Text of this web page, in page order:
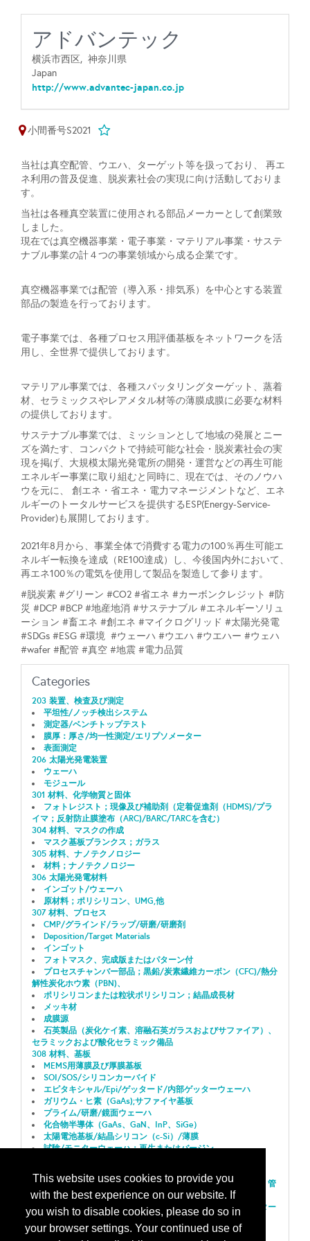
This website uses cookies to provide you
with the best experience on our website. If
you wish to disable cookies, please do so in
your browser settings. Your continued use of
アドバンテック
横浜市西区, 神奈川県
Japan
http://www.advantec-japan.co.jp
小間番号S2021
当社は真空配管、ウエハ、ターゲット等を扱っており、 再エ
ネ利用の普及促進、脱炭素社会の実現に向け活動しておりま
す。
当社は各種真空装置に使用される部品メーカーとして創業致
しました。
現在では真空機器事業・電子事業・マテリアル事業・サステ
ナブル事業の計４つの事業領域から成る企業です。
真空機器事業では配管（導入系・排気系）を中心とする装置
部品の製造を行っております。
電子事業では、各種プロセス用評価基板をネットワークを活
用し、全世界で提供しております。
マテリアル事業では、各種スパッタリングターゲット、蒸着
材、セラミックスやレアメタル材等の薄膜成膜に必要な材料
の提供しております。
サステナブル事業では、ミッションとして地域の発展とニー
ズを満たす、コンパクトで持続可能な社会・脱炭素社会の実
現を掲げ、大規模太陽光発電所の開発・運営などの再生可能
エネルギー事業に取り組むと同時に、現在では、そのノウハ
ウを元に、 創エネ・省エネ・電力マネージメントなど、エネ
ルギーのトータルサービスを提供するESP(Energy-Service-
Provider)も展開しております。
2021年8月から、事業全体で消費する電力の100％再生可能エ
ネルギー転換を達成（RE100達成）し、今後国内外において、
再エネ100％の電気を使用して製品を製造して参ります。
#脱炭素 #グリーン #CO2 #省エネ #カーボンクレジット #防
災 #DCP #BCP #地産地消 #サステナブル #エネルギーソリュ
ーション #畜エネ #創エネ #マイクログリッド #太陽光発電
#SDGs #ESG #環境 #ウェーハ #ウエハ #ウエハー #ウェハ
#wafer #配管 #真空 #地震 #電力品質
Categories
203 装置、検査及び測定
平坦性/ノッチ検出システム
測定器/ベンチトップテスト
膜厚：厚さ/均一性測定/エリプソメーター
表面測定
206 太陽光発電装置
ウェーハ
モジュール
301 材料、化学物質と固体
フォトレジスト；現像及び補助剤（定着促進剤（HDMS)/プラ
イマ；反射防止膜塗布（ARC)/BARC/TARCを含む）
304 材料、マスクの作成
マスク基板ブランクス；ガラス
305 材料、ナノテクノロジー
材料；ナノテクノロジー
306 太陽光発電材料
インゴット/ウェーハ
原材料；ポリシリコン、UMG,他
307 材料、プロセス
CMP/グラインド/ラップ/研磨/研磨剤
Deposition/Target Materials
インゴット
フォトマスク、完成版またはパターン付
プロセスチャンバー部品；黒鉛/炭素繊維カーボン（CFC)/熱分
解性炭化ホウ素（PBN)、
ポリシリコンまたは粒状ポリシリコン；結晶成長材
メッキ材
成膜源
石英製品（炭化ケイ素、溶融石英ガラスおよびサファイア）、
セラミックおよび酸化セラミック備品
308 材料、基板
MEMS用薄膜及び厚膜基板
SOI/SOS/シリコンカーバイド
エピタキシャル/Epi/ゲッタード/内部ゲッターウェーハ
ガリウム・ヒ素（GaAs);サファイヤ基板
プライム/研磨/鏡面ウェーハ
化合物半導体（GaAs、GaN、InP、SiGe）
太陽電池基板/結晶シリコン（c-Si）/薄膜
試験/モニターウェーハ：再生またはバージン
ガスケット/シール/O－リング/エラストマー/レジン
パイプ、チューブ、ホース、フランジ、コネクタ、連結器、管
継手
真空システム構成要素及び付属品（光学モニター；スパッター
ターゲット支持台；潤滑油；ポンプオイル；他）
金属原材料および特注部品